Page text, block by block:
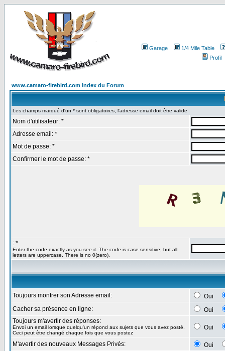
Garage
1/4 Mile Table
Profil
www.camaro-firebird.com Index du Forum
Les champs marqué d'un * sont obligatoires, l'adresse email doit être valide
Nom d'utilisateur: *
Adresse email: *
Mot de passe: *
Confirmer le mot de passe: *
: *
Enter the code exactly as you see it. The code is case sensitive, but all
letters are uppercase. There is no 0(zero).
Toujours montrer son Adresse email:
Oui
Cacher sa présence en ligne:
Oui
Toujours m'avertir des réponses:
Envoi un email lorsque quelqu'un répond aux sujets que vous avez posté.
Ceci peut être changé chaque fois que vous postez
Oui
M'avertir des nouveaux Messages Privés:
Oui